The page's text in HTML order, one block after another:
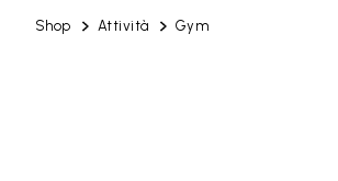
Shop Attività Gym